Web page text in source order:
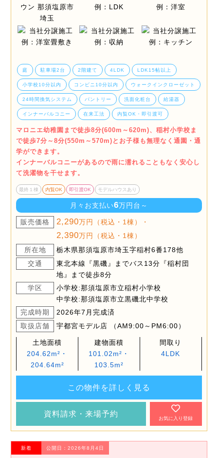
庭 駐車場2台 2階建て 4LDK LDK15帖以上
小学校10分以内 コンビニ10分以内 ウォークインクローゼット
24時間換気システム パントリー 洗面化粧台 給湯器
インナーバルコニー 在来工法 内覧OK・即引渡可
マロニエ幼稚園まで徒歩8分(600m～620m)、稲村小学校ま
で徒歩7分～8分(550m～570m)とお子様も無理なく通園・通
学ができます。
インナーバルコニーがあるので雨に濡れることもなく安心し
て洗濯物を干せます。
最終１棟 内覧OK 即引渡OK モデルハウスあり
月々お支払い6万円台～
販売価格 2,290万円（税込・1棟）・
2,390万円（税込・1棟）
所在地
栃木県那須塩原市埼玉字稲村6番178他
交通
東北本線『黒磯』までバス13分『稲村団
地』まで徒歩8分
学区
小学校:那須塩原市立稲村小学校
中学校:那須塩原市立黒磯北中学校
完成時期
2026年7月完成済
取扱店舗
宇都宮モデル店 （AM9:00～PM6:00）
土地面積
204.62m²・
204.64m²
建物面積
101.02m²・
103.5m²
間取り
4LDK
この物件を詳しく見る
資料請求・来場予約
お気に入り登録
新着 公開日：2026年8月4日